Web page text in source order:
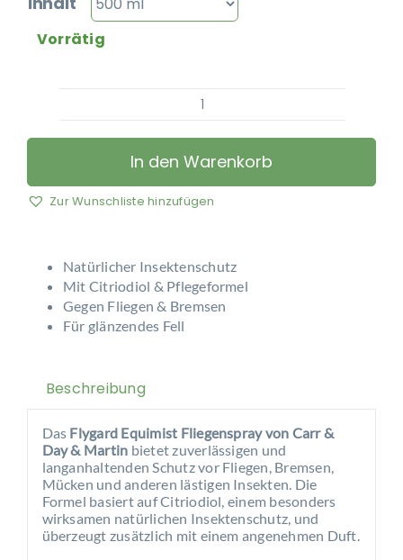
Vorrätig
Carr
&
Day
Martin
Insektenschutzmittel,
Fliegenspray
Menge
In den Warenkorb
Zur Wunschliste hinzufügen
Natürlicher Insektenschutz
Mit Citriodiol & Pflegeformel
Gegen Fliegen & Bremsen
Für glänzendes Fell
Beschreibung
Das Flygard Equimist Fliegenspray von Carr &
Day & Martin bietet zuverlässigen und
langanhaltenden Schutz vor Fliegen, Bremsen,
Mücken und anderen lästigen Insekten. Die
Formel basiert auf Citriodiol, einem besonders
wirksamen natürlichen Insektenschutz, und
überzeugt zusätzlich mit einem angenehmen Duft.